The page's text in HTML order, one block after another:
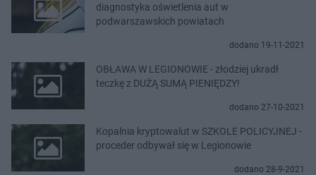
diagnostyka oświetlenia aut w
podwarszawskich powiatach
dodano 19-11-2021
OBŁAWA W LEGIONOWIE - złodziej ukradł
teczkę z DUŻĄ SUMĄ PIENIĘDZY!
dodano 27-10-2021
Kopalnia kryptowalut w SZKOLE POLICYJNEJ -
proceder odbywał się w Legionowie
dodano 28-9-2021